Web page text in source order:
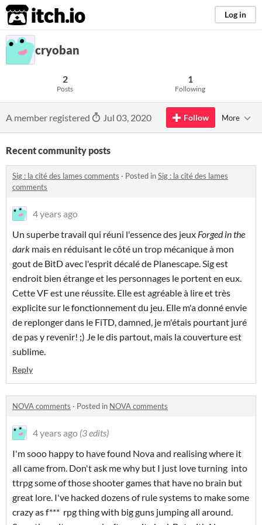
itch.io Log in
cryoban
2
Posts
1
Following
A member registered Jul 03, 2020 Follow More
Recent community posts
Sig : la cité des lames comments · Posted inSig : la cité des lames
comments
4 years ago
Un superbe travail qui réuni l'essence des jeux Forged in the
dark mais en réduisant le côté un trop mécanique à mon
gout de BitD avec l'esprit décalé de Planescape. Sig est
endroit bien étrange et les personnages le portent en eux.
Cette VF est une réussite. Elle est agréable à lire et très
explicite sur le fonctionnement du jeu. Elle m'a donné envie
de replonger dans le FiTD, damned, je m'étais pourtant juré
de pas y revenir! ;) Je le dis partout, mais la couverture est
sublime.
Reply
NOVA comments · Posted in NOVA comments
4 years ago (3 edits)
I'm sooo happy to have found Nova and realising where it
all came from. Don't ask me why but I just love turning into
ttrpg some of those shooter games that have no brain but
great lore. I've hacked dozens of rule systems to make some
crazy as f*** rpg thing with big guns jumping all around.